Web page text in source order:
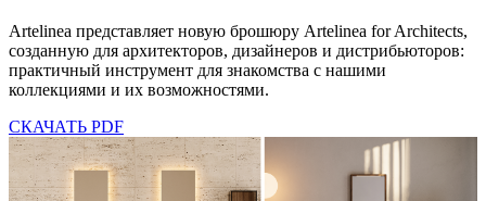
Artelinea представляет новую брошюру Artelinea for Architects,
созданную для архитекторов, дизайнеров и дистрибьюторов:
практичный инструмент для знакомства с нашими
коллекциями и их возможностями.
СКАЧАТЬ PDF